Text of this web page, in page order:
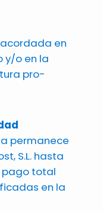
en
y/o en la
pro-
permanece
S.L. hasta
pago total
en la